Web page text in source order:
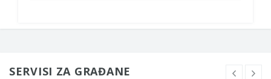
SERVISI ZA GRAĐANE